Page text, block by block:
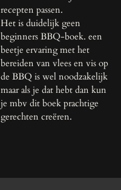
recepten passen.
Het is duidelijk geen
beginners BBQ-boek. een
beetje ervaring met het
bereiden van vlees en vis op
de BBQ is wel noodzakelijk
maar als je dat hebt dan kun
je mbv dit boek prachtige
gerechten creëren.